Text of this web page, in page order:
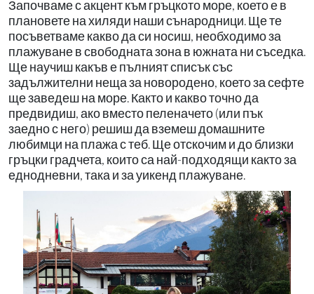
Започваме с акцент към гръцкото море, което е в
плановете на хиляди наши сънародници. Ще те
посъветваме какво да си носиш, необходимо за
плажуване в свободната зона в южната ни съседка.
Ще научиш какъв е пълният списък със
задължителни неща за новородено, което за сефте
ще заведеш на море. Както и какво точно да
предвидиш, ако вместо пеленачето (или пък
заедно с него) решиш да вземеш домашните
любимци на плажа с теб. Ще отскочим и до близки
гръцки градчета, които са най-подходящи както за
еднодневни, така и за уикенд плажуване.